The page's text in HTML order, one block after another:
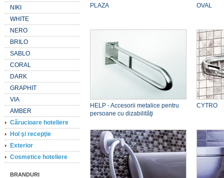
NIKI
WHITE
NERO
BRILO
SABLO
CORAL
DARK
GRAPHIT
VIA
AMBER
Cărucioare hoteliere
Hol şi recepţie
Exterior
Cosmetice hoteliere
BRANDURI
PLAZA OVAL
HELP - Accesorii metalice pentru
persoane cu dizabilităţi
CYTRO